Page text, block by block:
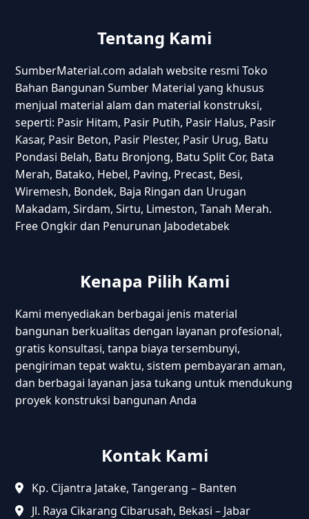
Tentang Kami
SumberMaterial.com adalah website resmi Toko
Bahan Bangunan Sumber Material yang khusus
menjual material alam dan material konstruksi,
seperti: Pasir Hitam, Pasir Putih, Pasir Halus, Pasir
Kasar, Pasir Beton, Pasir Plester, Pasir Urug, Batu
Pondasi Belah, Batu Bronjong, Batu Split Cor, Bata
Merah, Batako, Hebel, Paving, Precast, Besi,
Wiremesh, Bondek, Baja Ringan dan Urugan
Makadam, Sirdam, Sirtu, Limeston, Tanah Merah.
Free Ongkir dan Penurunan Jabodetabek
Kenapa Pilih Kami
Kami menyediakan berbagai jenis material
bangunan berkualitas dengan layanan profesional,
gratis konsultasi, tanpa biaya tersembunyi,
pengiriman tepat waktu, sistem pembayaran aman,
dan berbagai layanan jasa tukang untuk mendukung
proyek konstruksi bangunan Anda
Kontak Kami
Kp. Cijantra Jatake, Tangerang – Banten
Jl. Raya Cikarang Cibarusah, Bekasi – Jabar